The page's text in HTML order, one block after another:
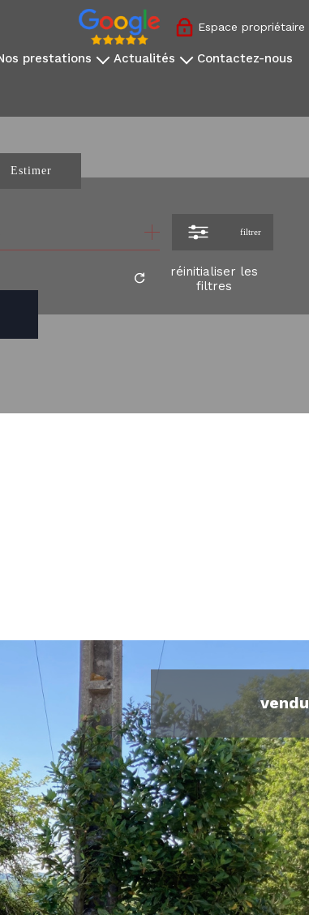
Espace propriétaire
nos prestations actualités contactez-nous
Estimer
filtrer
réinitialiser les
filtres
vendu